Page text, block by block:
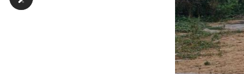
Previous
Next